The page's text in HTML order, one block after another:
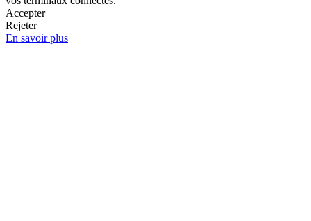
Accepter
Rejeter
En savoir plus